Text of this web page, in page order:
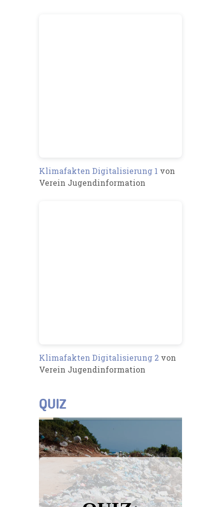
Klimafakten Digitalisierung 1 von
Verein Jugendinformation
Klimafakten Digitalisierung 2 von
Verein Jugendinformation
QUIZ